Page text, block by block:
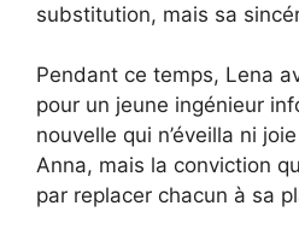
substitution, mais sa
Pendant ce temps, Lena
pour un jeune ingénieur
nouvelle qui n’éveilla ni
Anna, mais la conviction
par replacer chacun à sa